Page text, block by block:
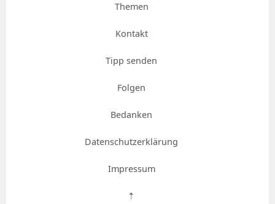
Themen
Kontakt
Tipp senden
Folgen
Bedanken
Datenschutzerklärung
Impressum
⇡